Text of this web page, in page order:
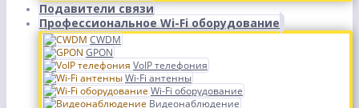
Подавители связи
Профессиональное Wi-Fi оборудование
CWDM
GPON
VoIP телефония
Wi-Fi антенны
Wi-Fi оборудование
Видеонаблюдение